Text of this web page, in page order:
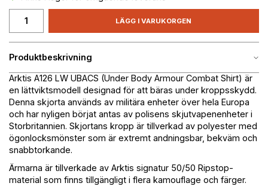
LÄGG I VARUKORGEN
Produktbeskrivning
Arktis A126 LW UBACS (Under Body Armour Combat Shirt) är
en lättviktsmodell designad för att bäras under kroppsskydd.
Denna skjorta används av militära enheter över hela Europa
och har nyligen börjat antas av polisens skjutvapenenheter i
Storbritannien. Skjortans kropp är tillverkad av polyester med
ögonlocksmönster som är extremt andningsbar, bekväm och
snabbtorkande.
Ärmarna är tillverkade av Arktis signatur 50/50 Ripstop-
material som finns tillgängligt i flera kamouflage och färger.